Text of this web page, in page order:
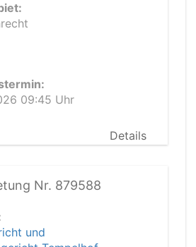
09:45 Uhr
Details
Nr. 879588
und